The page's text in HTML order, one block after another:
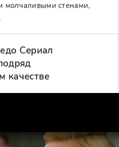
молчаливыми стенами,
Сериал
качестве